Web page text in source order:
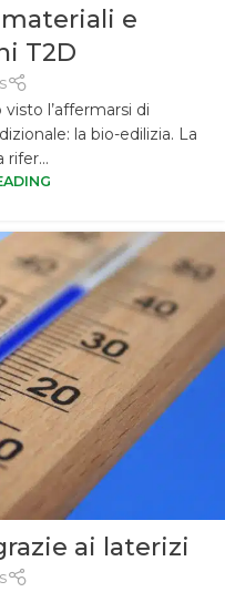
e
T2D
l’affermarsi di
la bio-edilizia. La
rifer...
ai laterizi